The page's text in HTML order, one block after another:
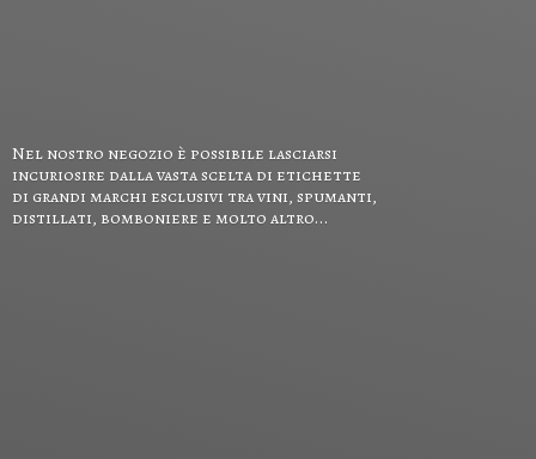
Nel nostro negozio è possibile lasciarsi
incuriosire dalla vasta scelta di etichette
di grandi marchi esclusivi tra vini, spumanti,
distillati, bomboniere e molto altro...